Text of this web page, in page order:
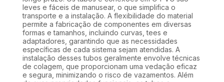
leves e fáceis de manusear, o que simplifica o
transporte e a instalação. A flexibilidade do material
permite a fabricação de componentes em diversas
formas e tamanhos, incluindo curvas, tees e
adaptadores, garantindo que as necessidades
específicas de cada sistema sejam atendidas. A
instalação desses tubos geralmente envolve técnicas
de colagem, que proporcionam uma vedação eficaz
e segura, minimizando o risco de vazamentos. Além